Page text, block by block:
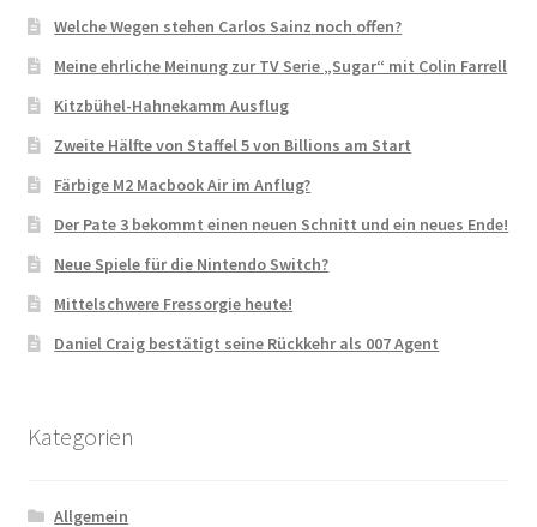
Welche Wegen stehen Carlos Sainz noch offen?
Meine ehrliche Meinung zur TV Serie „Sugar“ mit Colin Farrell
Kitzbühel-Hahnekamm Ausflug
Zweite Hälfte von Staffel 5 von Billions am Start
Färbige M2 Macbook Air im Anflug?
Der Pate 3 bekommt einen neuen Schnitt und ein neues Ende!
Neue Spiele für die Nintendo Switch?
Mittelschwere Fressorgie heute!
Daniel Craig bestätigt seine Rückkehr als 007 Agent
Kategorien
Allgemein